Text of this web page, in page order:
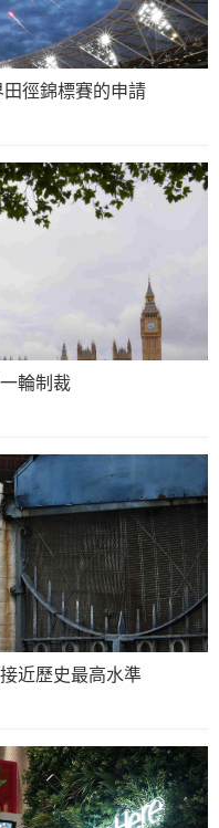
徑錦標賽的申請
輪制裁
近歷史最高水準